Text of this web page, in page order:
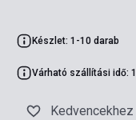
Készlet: 1-10 darab
Várható szállítási idő: